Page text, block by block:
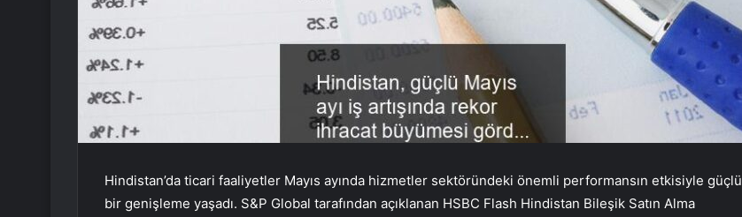
Hindistan’da ticari faaliyetler Mayıs ayında hizmetler sektöründeki önemli performansın etkisiyle güçlü
bir genişleme yaşadı. S&P Global tarafından açıklanan HSBC Flash Hindistan Bileşik Satın Alma